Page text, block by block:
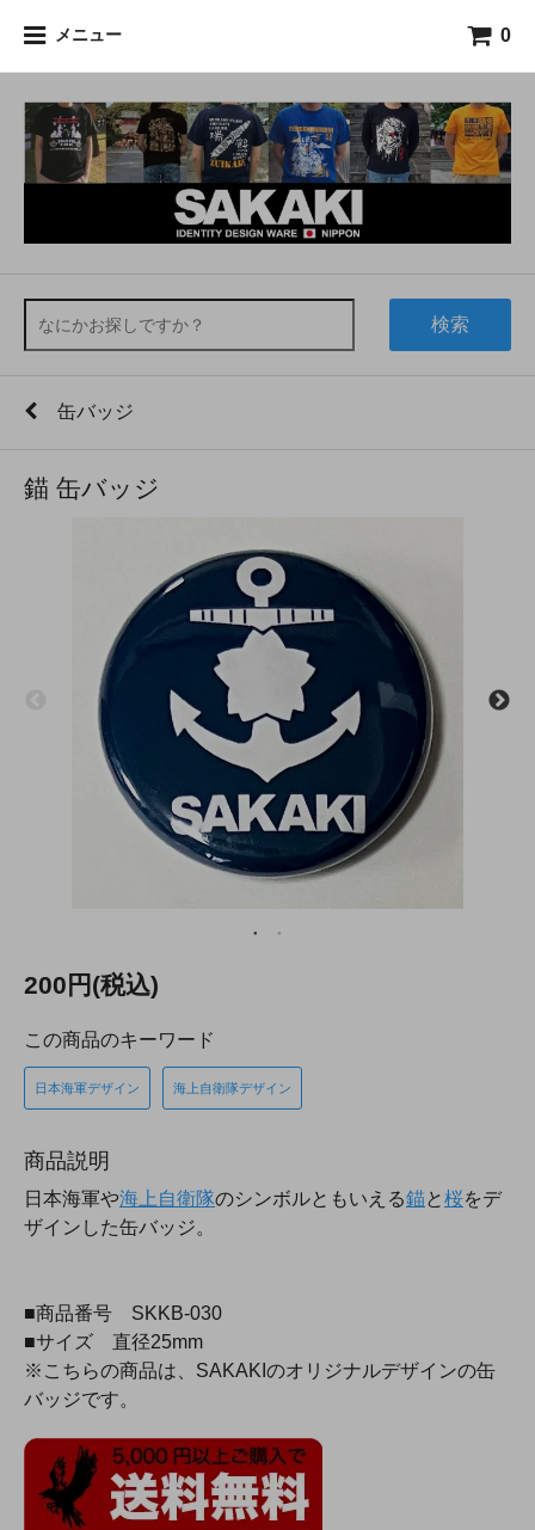
メニュー 0
検索
缶バッジ
錨 缶バッジ
200円(税込)
この商品のキーワード
日本海軍デザイン 海上自衛隊デザイン
商品説明
日本海軍や海上自衛隊のシンボルともいえる錨 と桜をデ
ザインした缶バッジ。
■商品番号 SKKB-030
■サイズ 直径25mm
※こちらの商品は、SAKAKIのオリジナルデザインの缶
バッジです。